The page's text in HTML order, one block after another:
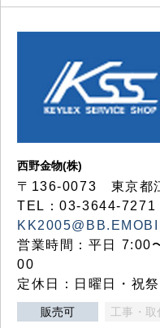
西野金物(株)
〒136-0073 東京都
TEL：
営業時間：平日 7:00
00
定休日：日曜日・祝祭
販売可 工事・取